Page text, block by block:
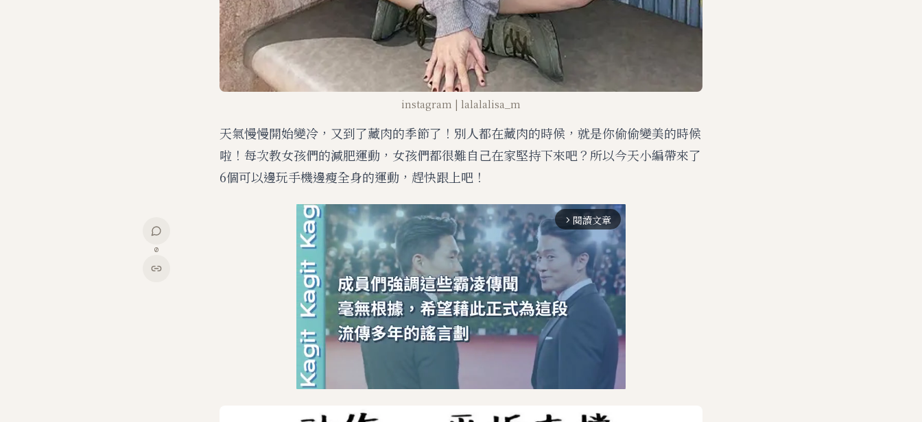
instagram | lalalalisa_m
天氣慢慢開始變冷，又到了藏肉的季節了！別人都在藏肉的時候，就是你偷偷變美的時候
啦！每次教女孩們的減肥運動，女孩們都很難自己在家堅持下來吧？所以今天小編帶來了
6個可以邊玩手機邊瘦全身的運動，趕快跟上吧！
arrow_forward_ios 閱讀文章
0